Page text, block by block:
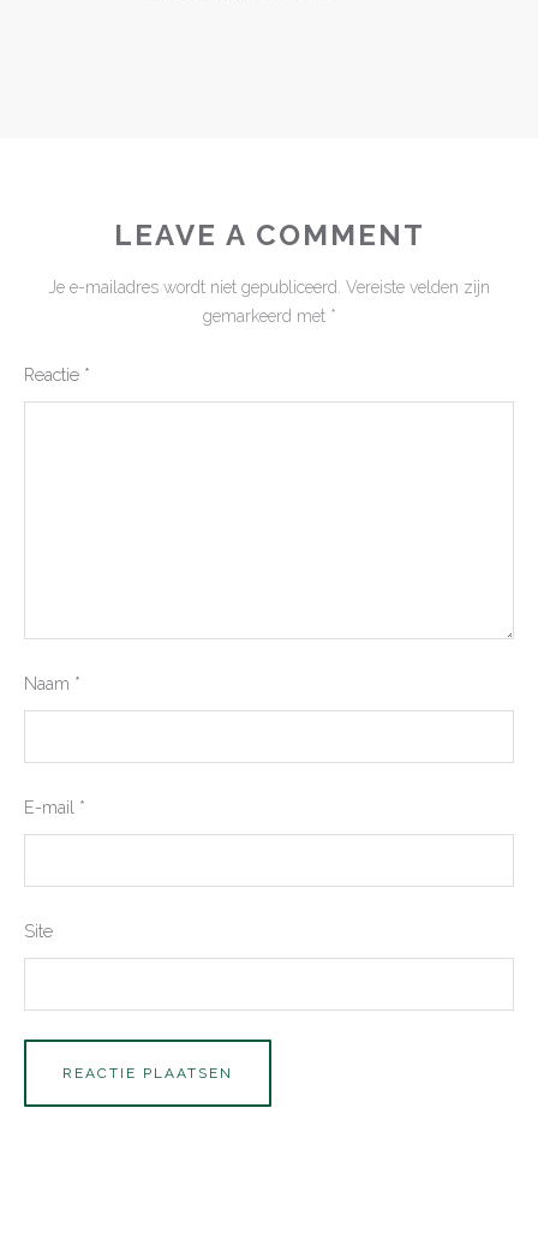
LEAVE A COMMENT
Je e-mailadres wordt niet gepubliceerd. Vereiste velden zijn
gemarkeerd met *
Reactie *
Naam *
E-mail *
Site